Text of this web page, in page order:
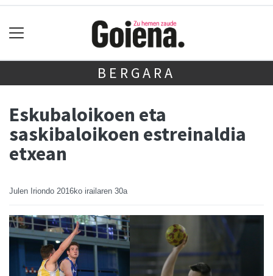
BERGARA
Eskubaloikoen eta
saskibaloikoen estreinaldia
etxean
Julen Iriondo 2016ko irailaren 30a